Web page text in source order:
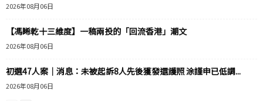
2026年08月06日
【馮睎乾十三維度】一稿兩投的「回流香港」潮文
2026年08月06日
初選47人案｜消息：未被起訴8人先後獲發還護照 涂謹申已低調...
2026年08月06日